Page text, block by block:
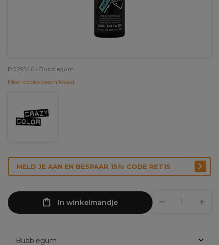
P029546 - Bubblegum
Meer opties beschikbaar
MELD JE AAN EN BESPAAR 15%: CODE RET15
In winkelmandje